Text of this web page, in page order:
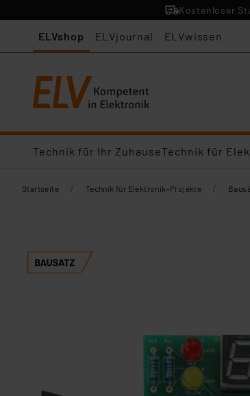
Kostenloser
ELVshop ELVjournal ELVwissen
Technik für Ihr ZuhauseTechnik für
Startseite / Technik für Elektronik-Projekte /